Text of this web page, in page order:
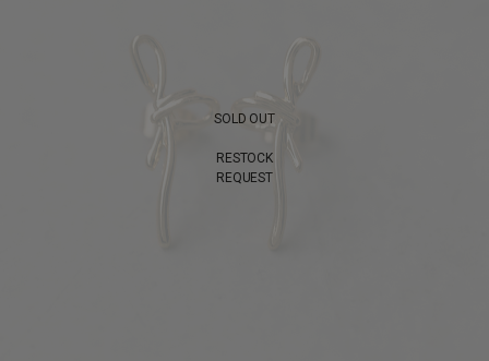
SOLD OUT
RESTOCK
REQUEST